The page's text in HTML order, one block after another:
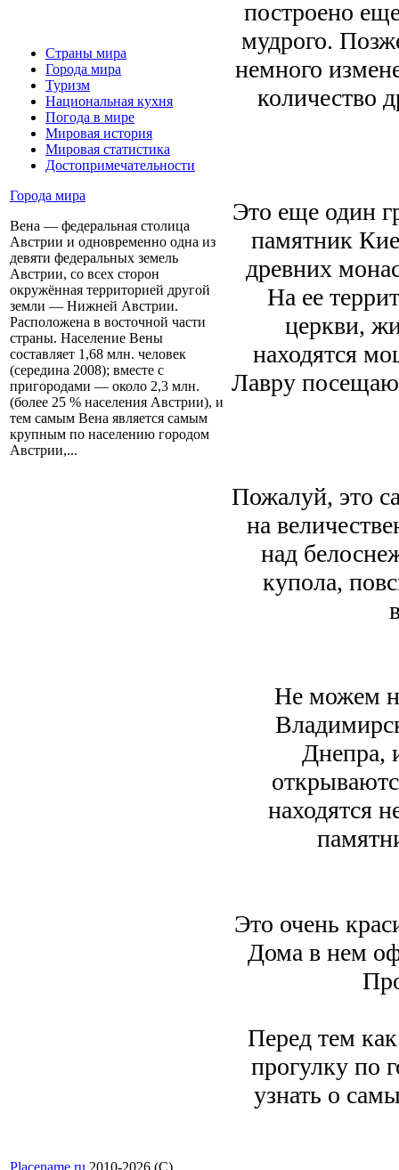
Страны мира
Города мира
Туризм
Национальная кухня
Погода в мире
Мировая история
Мировая статистика
Достопримечательности
Города мира
Вена — федеральная столица
Австрии и одновременно одна из
девяти федеральных земель
Австрии, со всех сторон
окружённая территорией другой
земли — Нижней Австрии.
Расположена в восточной части
страны. Население Вены
составляет 1,68 млн. человек
(середина 2008); вместе с
пригородами — около 2,3 млн.
(более 25 % населения Австрии), и
тем самым Вена является самым
крупным по населению городом
Австрии,...
построено
мудрого.
немного
количество
Это еще один
памятник
древних
На ее
церкви,
находятся
Лавру
Пожалуй, это
на
над
купола,
Не можем
Днепра,
находятся
Это очень
Дома в нем
Перед тем
прогулку по
узнать о
Placename.ru 2010-2026 (С)